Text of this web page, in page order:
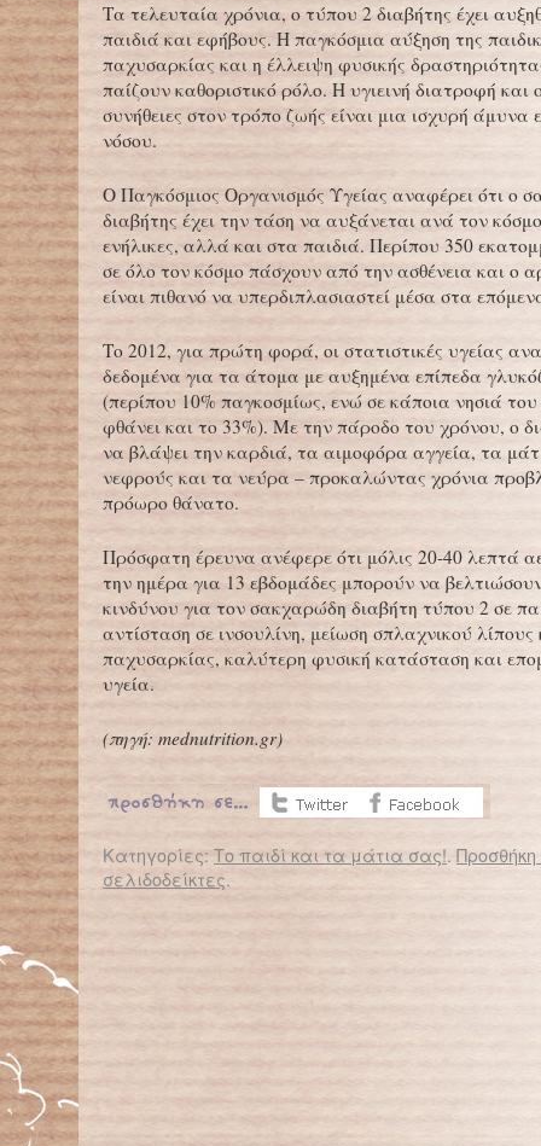
Τα τελευταία χρόνια, ο τύπου 2 διαβήτης έχει
παιδιά και εφήβους. Η παγκόσμια αύξηση της
παχυσαρκίας και η έλλειψη φυσικής
παίζουν καθοριστικό ρόλο. Η υγιεινή διατροφή και
συνήθειες στον τρόπο ζωής είναι μια ισχυρή άμυνα
νόσου.
Ο Παγκόσμιος Οργανισμός Υγείας αναφέρει ότι ο
διαβήτης έχει την τάση να αυξάνεται ανά τον
ενήλικες, αλλά και στα παιδιά. Περίπου 350
σε όλο τον κόσμο πάσχουν από την ασθένεια και ο
είναι πιθανό να υπερδιπλασιαστεί μέσα στα
Το 2012, για πρώτη φορά, οι στατιστικές υγείας
δεδομένα για τα άτομα με αυξημένα επίπεδα
(περίπου 10% παγκοσμίως, ενώ σε κάποια νησιά του
φθάνει και το 33%). Με την πάροδο του χρόνου, ο
να βλάψει την καρδιά, τα αιμοφόρα αγγεία, τα
νεφρούς και τα νεύρα – προκαλώντας χρόνια
πρόωρο θάνατο.
Πρόσφατη έρευνα ανέφερε ότι μόλις 20-40 λεπτά
την ημέρα για 13 εβδομάδες μπορούν να
κινδύνου για τον σακχαρώδη διαβήτη τύπου 2 σε
αντίσταση σε ινσουλίνη, μείωση σπλαχνικού λίπους
παχυσαρκίας, καλύτερη φυσική κατάσταση και
υγεία.
(πηγή: mednutrition.gr)
Κατηγορίες: Το παιδί και τα μάτια σας!. Προσθήκη
σελιδοδείκτες.
← Επιστροφή στο %s
Από κάποια μορφή αλλεργίας πάσχει ένα στα πέντε παιδιά